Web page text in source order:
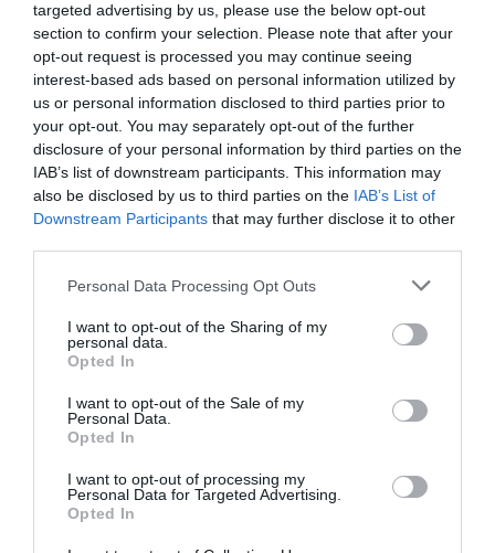
targeted advertising by us, please use the below opt-out
section to confirm your selection. Please note that after your
opt-out request is processed you may continue seeing
interest-based ads based on personal information utilized by
us or personal information disclosed to third parties prior to
your opt-out. You may separately opt-out of the further
disclosure of your personal information by third parties on the
IAB’s list of downstream participants. This information may
also be disclosed by us to third parties on the IAB’s List of
Downstream Participants that may further disclose it to other
Please note that this website/app uses one or more Google
not limited to your visit or usage behaviour. You may click to
grant or deny consent to Google and its third-party tags to
use your data for below specified purposes in below Google
consent section.
Personal Data Processing Opt Outs
I want to opt-out of the Sharing of my
personal data.
Opted In
I want to opt-out of the Sale of my
Personal Data.
Opted In
I want to opt-out of processing my
Personal Data for Targeted Advertising.
Opted In
Az országos átlagos hirdetési négyzetméterár Budapesttel
együtt985 ezer forintvolt a második negyedévben. A
legdrágábbV. kerületben2,214 millió Ft/m2 az átlagár, amit az I.
(2,076 millió Ft/m2), a XII. (2,020 millió Ft/m2) és a II. (1,858
millió Ft/m2) követ. Ezután az ingatlanfejlesztők által is kedvelt
XI. és XIII. kerületek következnek, rendre 1,836 millió Ft/m2-es
és 1,787 millió Ft/m2-es átlagárakkal. A fővárosi kerületek közül a
hirdetők mostanra átlagosan mindenhol legalább 1 millió forintos
négyzetméterárat szeretnének kérni, a két legolcsóbb kerület,
Csepel és Soroksár is éppen elérte ezt az árszintet.
A vidéki városok közül a legdrágábbak a
lakásokDebrecenben Szegeden
ingatlan árak